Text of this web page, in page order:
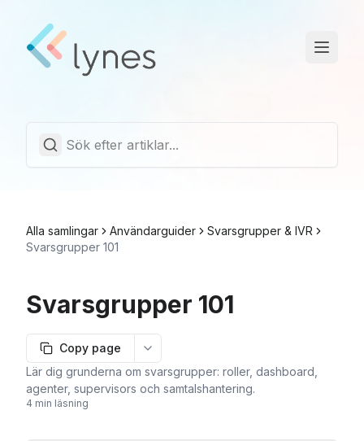
Alla samlingar Användarguider
Svarsgrupper & IVR
Svarsgrupper 101
Svarsgrupper 101
Copy page
More options
Lär dig grunderna om svarsgrupper: roller, dashboard,
agenter, supervisors och samtalshantering.
4 min läsning